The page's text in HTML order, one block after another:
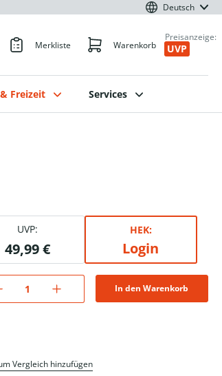
Deutsch
Merkliste Warenkorb
Preisanzeige:
UVP
Freizeit Services
UVP:
49,99 €
HEK:
Login
In den Warenkorb
Vergleich hinzufügen